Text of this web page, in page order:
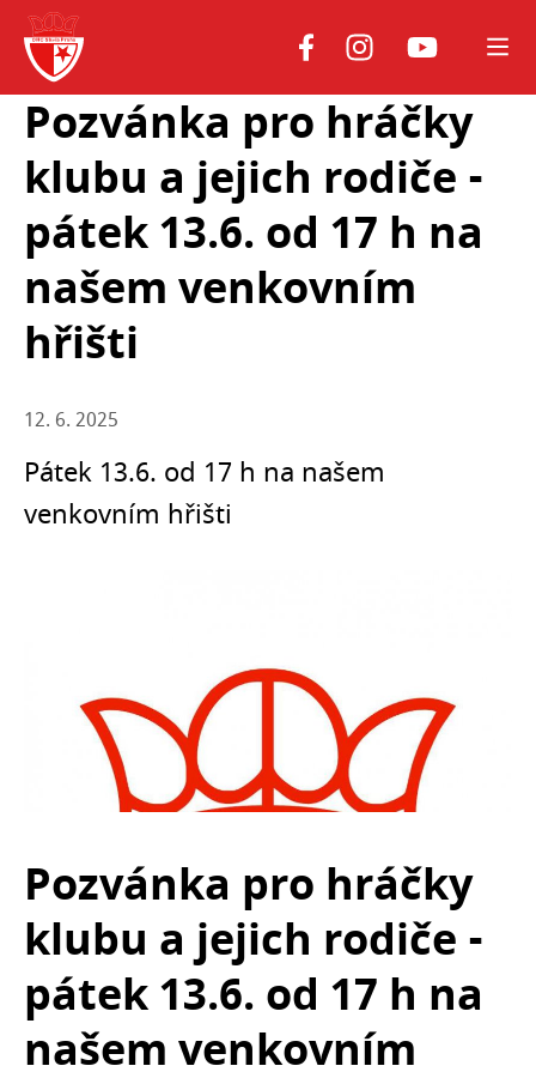
Pozvánka pro hráčky
klubu a jejich rodiče -
pátek 13.6. od 17 h na
našem venkovním
hřišti
12. 6. 2025
Pátek 13.6. od 17 h na našem
venkovním hřišti
Pozvánka pro hráčky
klubu a jejich rodiče -
pátek 13.6. od 17 h na
našem venkovním